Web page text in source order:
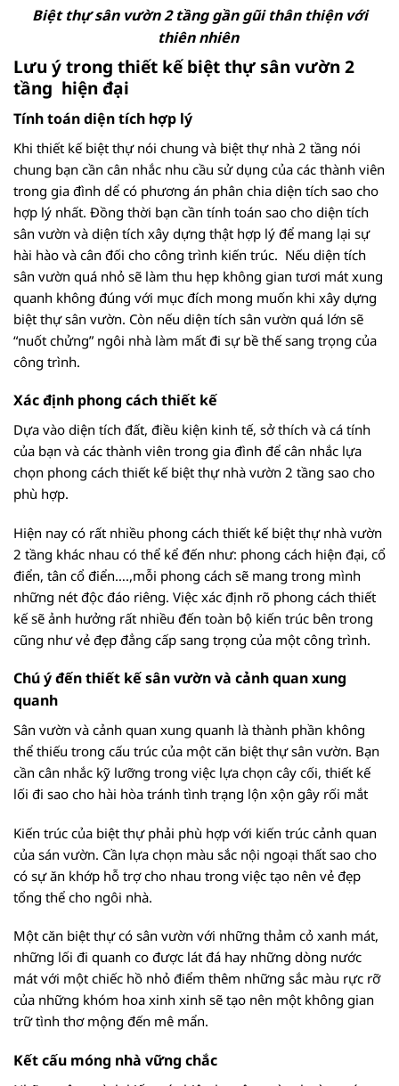
Biệt thự sân vườn 2 tầng gần gũi thân thiện với
thiên nhiên
Lưu ý trong thiết kế biệt thự sân vườn 2
tầng hiện đại
Tính toán diện tích hợp lý
Khi thiết kế biệt thự nói chung và biệt thự nhà 2 tầng nói
chung bạn cần cân nhắc nhu cầu sử dụng của các thành viên
trong gia đình dể có phương án phân chia diện tích sao cho
hợp lý nhất. Đồng thời bạn cần tính toán sao cho diện tích
sân vườn và diện tích xây dựng thật hợp lý để mang lại sự
hài hào và cân đối cho công trình kiến trúc. Nếu diện tích
sân vườn quá nhỏ sẽ làm thu hẹp không gian tươi mát xung
quanh không đúng với mục đích mong muốn khi xây dựng
biệt thự sân vườn. Còn nếu diện tích sân vườn quá lớn sẽ
“nuốt chửng” ngôi nhà làm mất đi sự bề thế sang trọng của
công trình.
Xác định phong cách thiết kế
Dựa vào diện tích đất, điều kiện kinh tế, sở thích và cá tính
của bạn và các thành viên trong gia đình để cân nhắc lựa
chọn phong cách thiết kế biệt thự nhà vườn 2 tầng sao cho
phù hợp.
Hiện nay có rất nhiều phong cách thiết kế biệt thự nhà vườn
2 tầng khác nhau có thể kể đến như: phong cách hiện đại, cổ
điển, tân cổ điển….,mỗi phong cách sẽ mang trong mình
những nét độc đáo riêng. Việc xác định rõ phong cách thiết
kế sẽ ảnh hưởng rất nhiều đến toàn bộ kiến trúc bên trong
cũng như vẻ đẹp đẳng cấp sang trọng của một công trình.
Chú ý đến thiết kế sân vườn và cảnh quan xung
quanh
Sân vườn và cảnh quan xung quanh là thành phần không
thể thiếu trong cấu trúc của một căn biệt thự sân vườn. Bạn
cần cân nhắc kỹ lưỡng trong việc lựa chọn cây cối, thiết kế
lối đi sao cho hài hòa tránh tình trạng lộn xộn gây rối mắt
Kiến trúc của biệt thự phải phù hợp với kiến trúc cảnh quan
của sán vườn. Cần lựa chọn màu sắc nội ngoại thất sao cho
có sự ăn khớp hỗ trợ cho nhau trong việc tạo nên vẻ đẹp
tổng thể cho ngôi nhà.
Một căn biệt thự có sân vườn với những thảm cỏ xanh mát,
những lối đi quanh co được lát đá hay những dòng nước
mát với một chiếc hồ nhỏ điểm thêm những sắc màu rực rỡ
của những khóm hoa xinh xinh sẽ tạo nên một không gian
trữ tình thơ mộng đến mê mẩn.
Kết cấu móng nhà vững chắc